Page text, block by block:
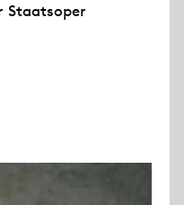
Staatsoper